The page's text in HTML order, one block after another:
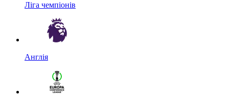
Ліга чемпіонів
Англія